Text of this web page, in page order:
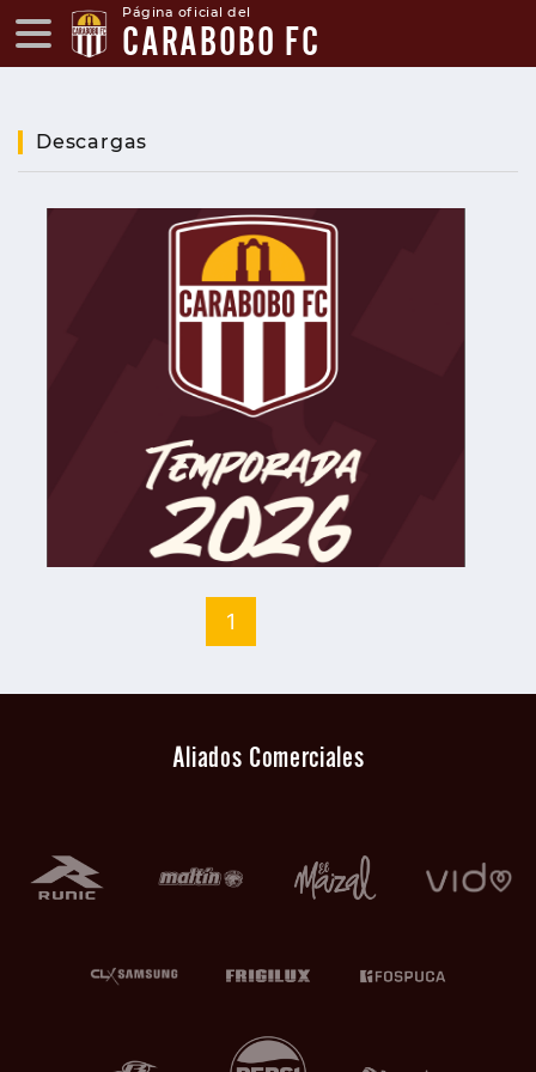
Página oficial del
CARABOBO FC
Descargas
1
Aliados Comerciales